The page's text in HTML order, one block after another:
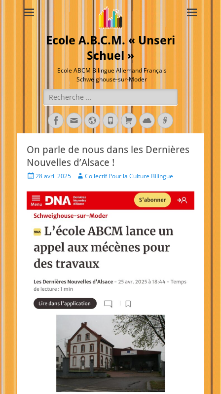
Ecole A.B.C.M. « Unseri
Schuel »
Ecole ABCM Bilingue Allemand Français
Schweighouse-sur-Moder
Rechercher :
Facebook
E-
mail
Site
web
Tél PanierCloudLien
On parle de nous dans les Dernières
Nouvelles d’Alsace !
Posted28 avril 2025 AuthorCollectif Pour la Culture Bilingue